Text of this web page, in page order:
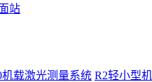
站
机载激光测量系统 R2轻小型